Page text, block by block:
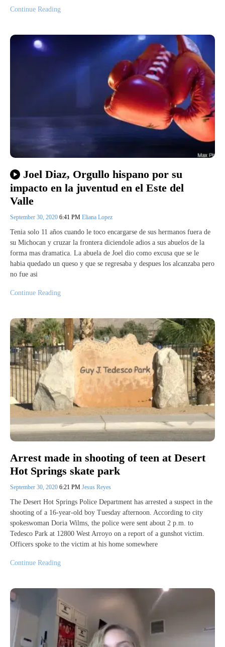
Continue Reading
Joel Diaz, Orgullo hispano por su
impacto en la juventud en el Este del
Valle
September 30, 2020 6:41 PM Eliana Lopez
Tenia solo 11 años cuando le toco encargarse de sus hermanos fuera de
su Michocan y cruzar la frontera diciendole adios a sus abuelos de la
forma mas dramatica. La abuela de Joel dio como excusa que se le
habia quedado un queso y que se regresaba y despues los alcanzaba pero
no fue asi
Continue Reading
Arrest made in shooting of teen at Desert
Hot Springs skate park
September 30, 2020 6:21 PM Jesus Reyes
The Desert Hot Springs Police Department has arrested a suspect in the
shooting of a 16-year-old boy Tuesday afternoon. According to city
spokeswoman Doria Wilms, the police were sent about 2 p.m. to
Tedesco Park at 12800 West Arroyo on a report of a gunshot victim.
Officers spoke to the victim at his home somewhere
Continue Reading